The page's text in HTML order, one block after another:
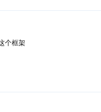
个框架